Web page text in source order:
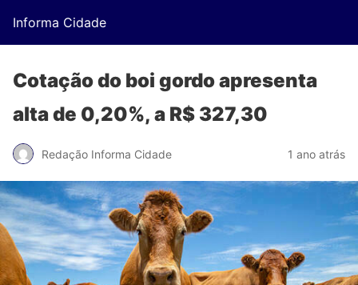
Informa Cidade
Cotação do boi gordo apresenta
alta de 0,20%, a R$ 327,30
Redação Informa Cidade 1 ano atrás